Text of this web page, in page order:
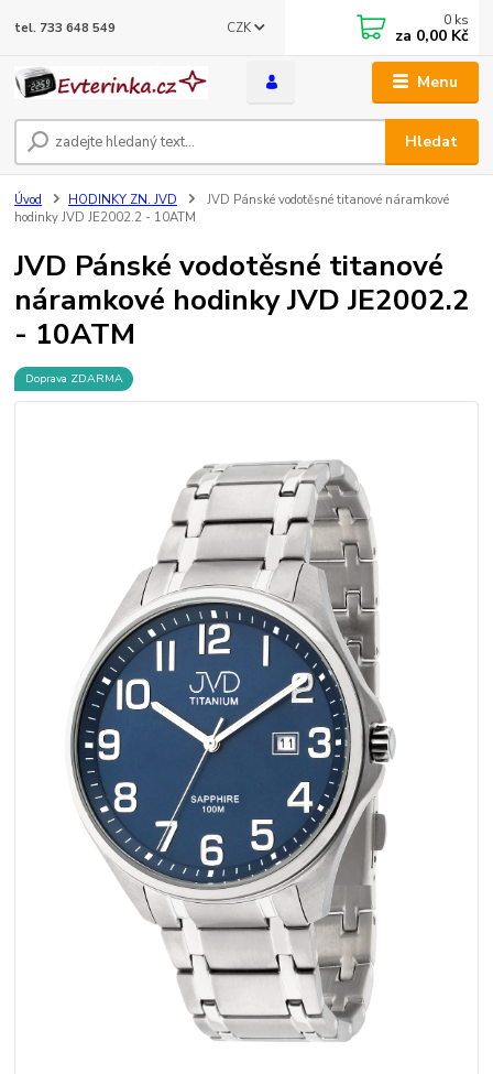
Menu
CZK
Hledat
tel. 733 648 549 0 ks
za 0,00 Kč
Úvod HODINKY ZN. JVD
JVD Pánské vodotěsné titanové náramkové
hodinky JVD JE2002.2 - 10ATM
JVD Pánské vodotěsné titanové
náramkové hodinky JVD JE2002.2
- 10ATM
Doprava ZDARMA